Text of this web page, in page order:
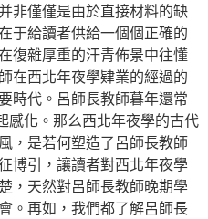
非僅僅是由於直接材料的缺
于給讀者供給一個個正確的
復雜厚重的汗青佈景中往懂
在西北年夜學肄業的經過的
時代。呂師長教師暮年還常
感化。那么西北年夜學的古代
，是若何塑造了呂師長教師
博引，讓讀者對西北年夜學
，天然對呂師長教師晚期學
。再如，我們都了解呂師長